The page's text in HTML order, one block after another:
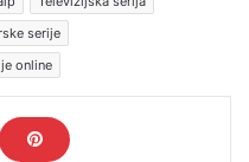
serije
online